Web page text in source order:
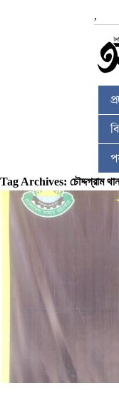
,
Tag Archives: চৌদ্দগ্রাম